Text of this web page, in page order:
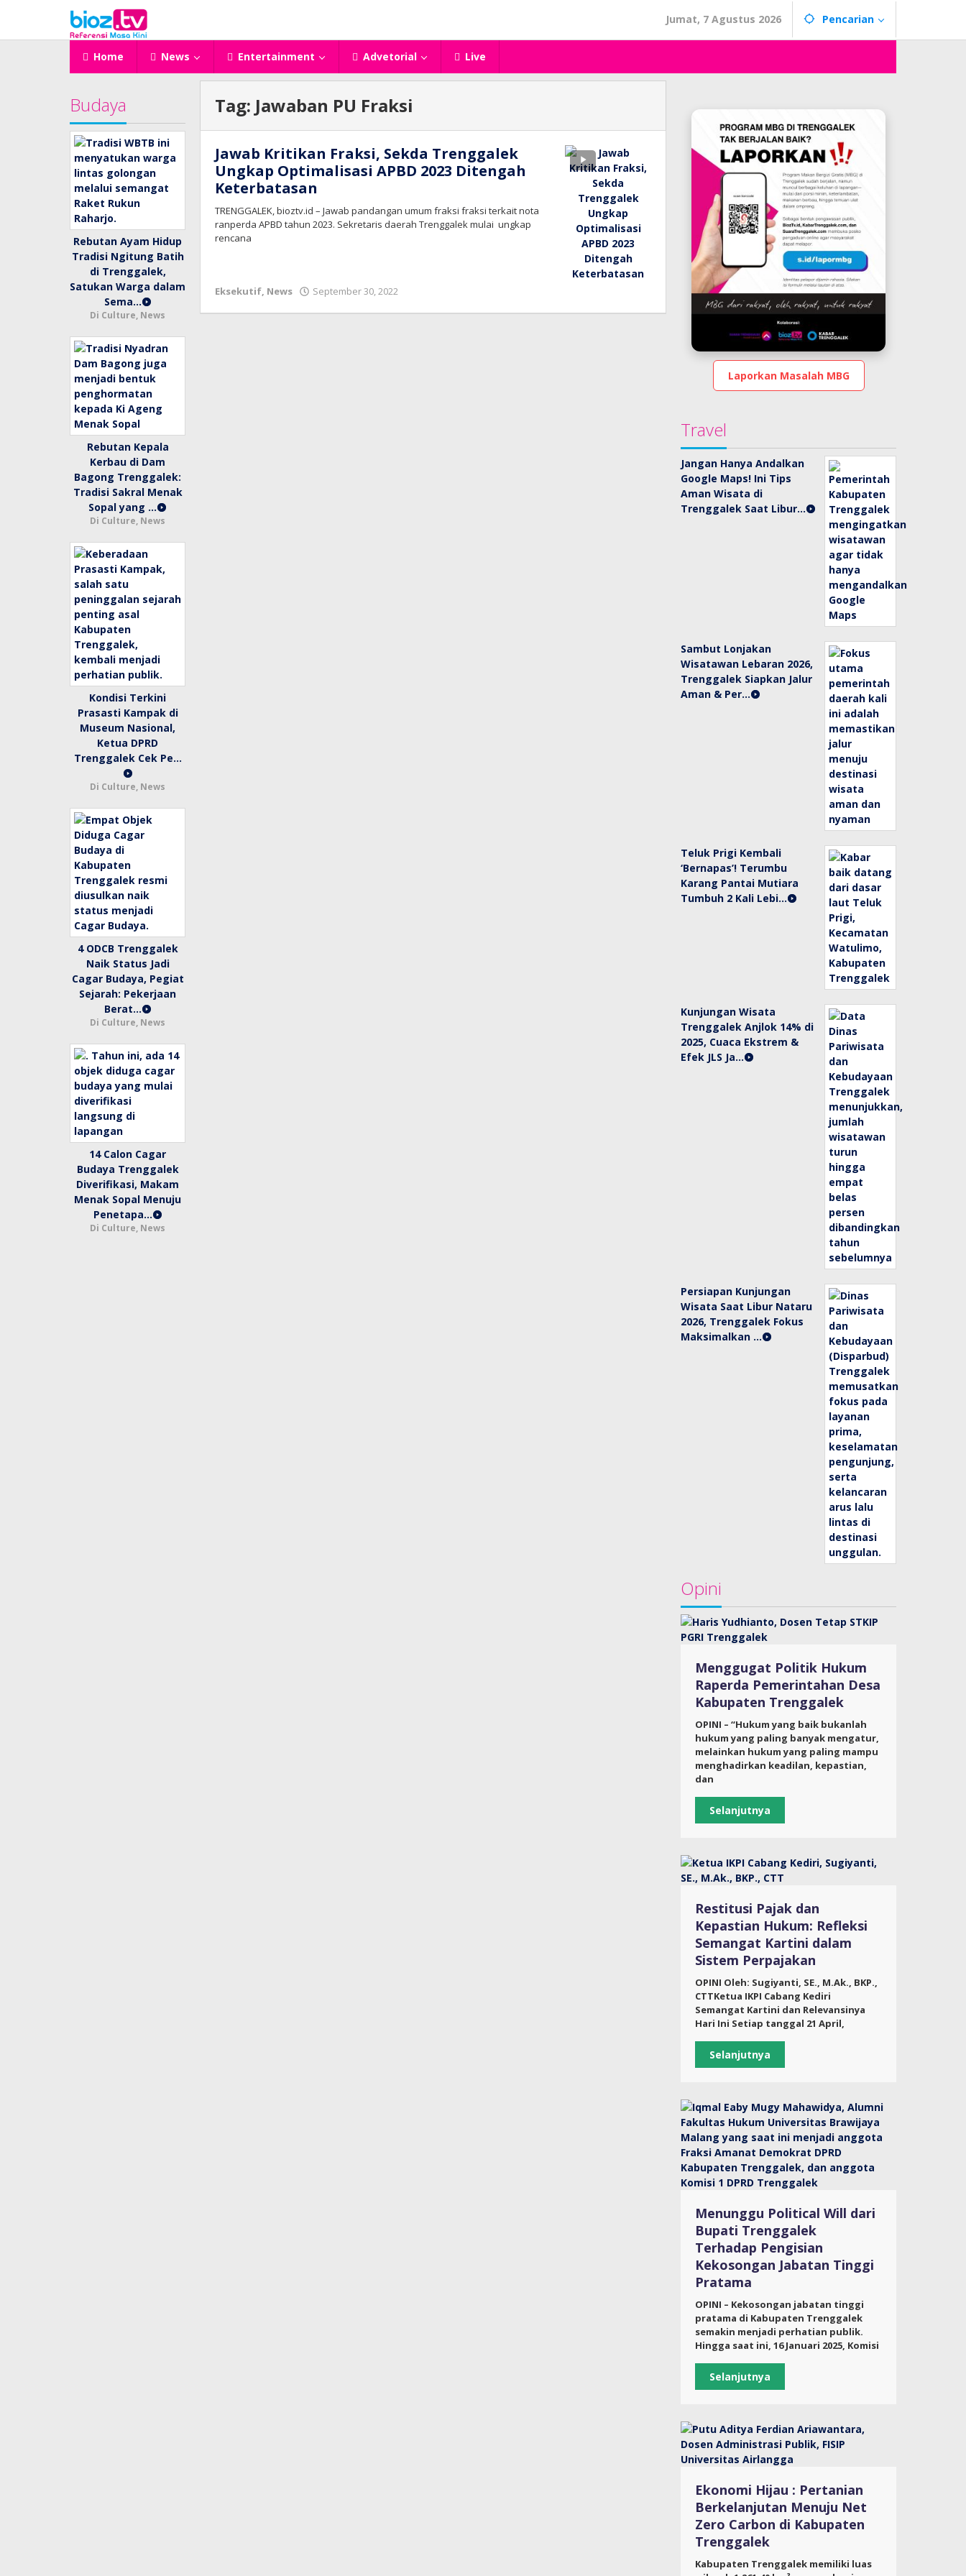
konten
Jumat, 7 Agustus 2026 Pencarian
Home News Entertainment Advetorial Live
Budaya
Rebutan Ayam Hidup
Tradisi Ngitung Batih
di Trenggalek,
Satukan Warga dalam
Sema…
Di Culture, News
Rebutan Kepala
Kerbau di Dam
Bagong Trenggalek:
Tradisi Sakral Menak
Sopal yang …
Di Culture, News
Kondisi Terkini
Prasasti Kampak di
Museum Nasional,
Ketua DPRD
Trenggalek Cek Pe…
Di Culture, News
4 ODCB Trenggalek
Naik Status Jadi
Cagar Budaya, Pegiat
Sejarah: Pekerjaan
Berat…
Di Culture, News
14 Calon Cagar
Budaya Trenggalek
Diverifikasi, Makam
Menak Sopal Menuju
Penetapa…
Di Culture, News
Tag: Jawaban PU Fraksi
Jawab Kritikan Fraksi, Sekda Trenggalek
Ungkap Optimalisasi APBD 2023 Ditengah
Keterbatasan
TRENGGALEK, bioztv.id – Jawab pandangan umum fraksi fraksi terkait nota
ranperda APBD tahun 2023. Sekretaris daerah Trenggalek mulai ungkap
rencana
Eksekutif, News September 30, 2022
tv
Laporkan Masalah MBG
Travel
Jangan Hanya Andalkan
Google Maps! Ini Tips
Aman Wisata di
Trenggalek Saat Libur…
Sambut Lonjakan
Wisatawan Lebaran 2026,
Trenggalek Siapkan Jalur
Aman & Per…
Teluk Prigi Kembali
‘Bernapas’! Terumbu
Karang Pantai Mutiara
Tumbuh 2 Kali Lebi…
Kunjungan Wisata
Trenggalek Anjlok 14% di
2025, Cuaca Ekstrem &
Efek JLS Ja…
Persiapan Kunjungan
Wisata Saat Libur Nataru
2026, Trenggalek Fokus
Maksimalkan …
Opini
Menggugat Politik Hukum
Raperda Pemerintahan Desa
Kabupaten Trenggalek
OPINI – “Hukum yang baik bukanlah
hukum yang paling banyak mengatur,
melainkan hukum yang paling mampu
menghadirkan keadilan, kepastian,
dan
Selanjutnya
Restitusi Pajak dan
Kepastian Hukum: Refleksi
Semangat Kartini dalam
Sistem Perpajakan
OPINI Oleh: Sugiyanti, SE., M.Ak., BKP.,
CTTKetua IKPI Cabang Kediri
Semangat Kartini dan Relevansinya
Hari Ini Setiap tanggal 21 April,
Selanjutnya
Menunggu Political Will dari
Bupati Trenggalek
Terhadap Pengisian
Kekosongan Jabatan Tinggi
Pratama
OPINI – Kekosongan jabatan tinggi
pratama di Kabupaten Trenggalek
semakin menjadi perhatian publik.
Hingga saat ini, 16 Januari 2025, Komisi
Selanjutnya
Ekonomi Hijau : Pertanian
Berkelanjutan Menuju Net
Zero Carbon di Kabupaten
Trenggalek
Kabupaten Trenggalek memiliki luas